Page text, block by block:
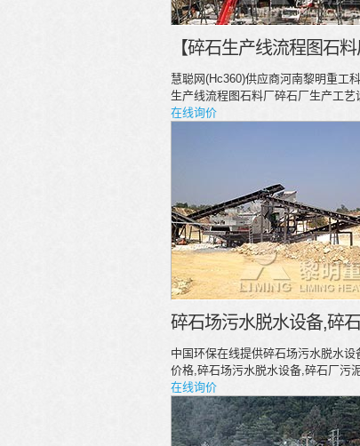
【碎石生产线流程图石
慧聪网(Hc360)供应商河南黎明重工
生产线流程图石料厂碎石厂生产工
在线询价
碎石场污水脱水设备,碎
中国环保在线提供碎石场污水脱水
价格,碎石场污水脱水设备,碎石厂污
在线询价